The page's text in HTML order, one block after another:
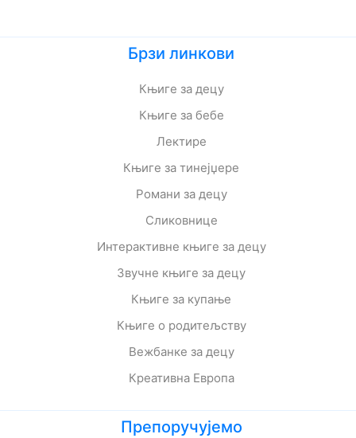
Брзи линкови
Књиге за децу
Књиге за бебе
Лектире
Књиге за тинејџере
Романи за децу
Сликовнице
Интерактивне књиге за децу
Звучне књиге за децу
Књиге за купање
Књиге о родитељству
Вежбанке за децу
Креативна Европа
Препоручујемо